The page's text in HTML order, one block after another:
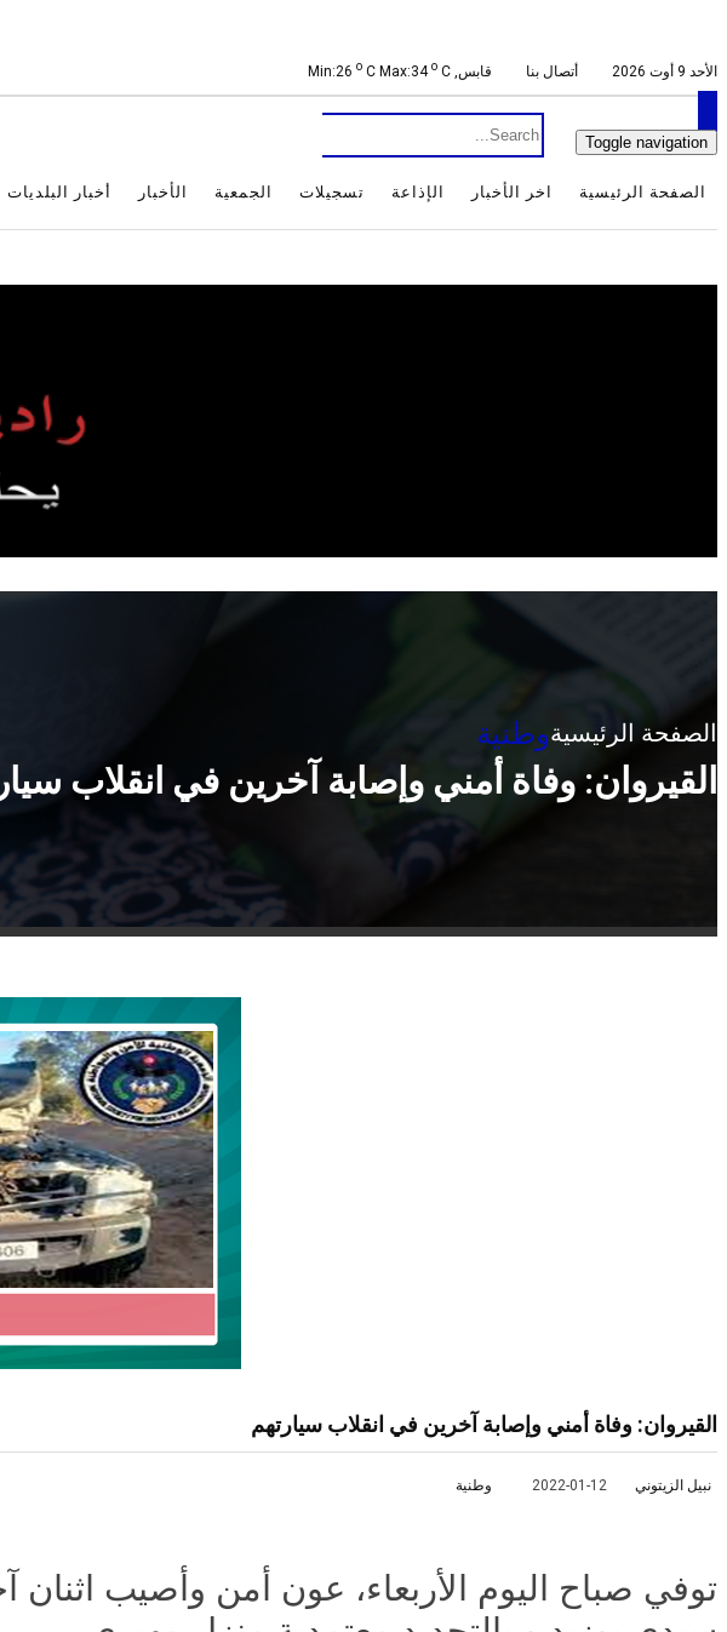
الأحد 9 أوت 2026 أتصال بنا قابس, Min:26 o C Max:34o C
Toggle navigation
الصفحة الرئيسية اخر الأخبار الإذاعة تسجيلات الجمعية الأخبار أخبار البلديات
الصفحة الرئيسيةوطنية
القيروان: وفاة أمني وإصابة آخرين في انقلاب
القيروان: وفاة أمني وإصابة آخرين في انقلاب سيارتهم
نبيل الزيتوني 2022-01-12 وطنية
توفي صباح اليوم الأربعاء، عون أمن وأصيب